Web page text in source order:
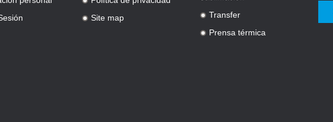
.
.
Site map .
Transfer
.
Prensa térmica